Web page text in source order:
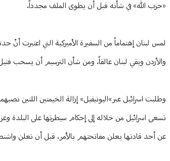
«حزب الله» في شأنه قبل أن يطوى الملف مجدداً.
لمس لبنان إهتماماً من السفيرة الأميركية التي
والأردن وبقي لبنان عالقاً. ومن شأن الترسيم أن يسحب
وطلبت اسرائيل عبر»اليونيفيل» إزالة الخيمتين اللتين
عن أحد قادتها يعلن مفاتحتهم بالأمر. قبل أن تعلن